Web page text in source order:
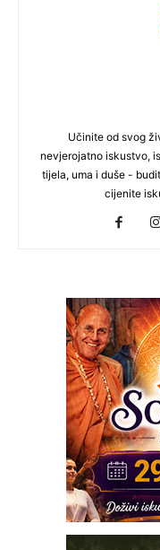
Učinite od svog
nevjerojatno iskustvo,
tijela, uma i duše -
cijenite